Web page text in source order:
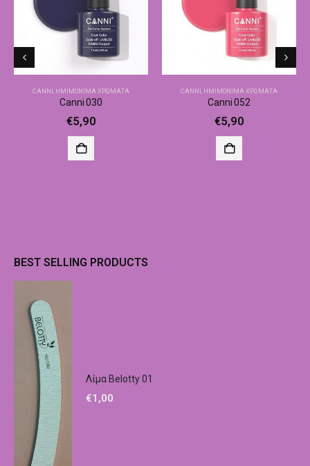
CANNI ΗΜΙΜΌΝΙΜΑ ΧΡΏΜΑΤΑ
Canni 030
€5,90
CANNI ΗΜΙΜΌΝΙΜΑ ΧΡΏΜΑΤΑ
Canni 052
€5,90
BEST SELLING PRODUCTS
Λίμα Belotty 01
€1,00